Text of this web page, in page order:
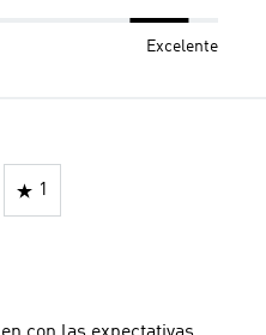
Excelente
1